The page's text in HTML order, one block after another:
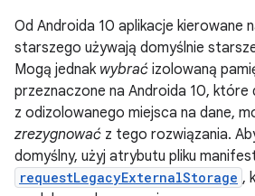
Od Androida 10 aplikacje kierowane
starszego używają domyślnie
Mogą jednak wybrać izolowaną
przeznaczone na Androida 10, które
z odizolowanego miejsca na dane,
zrezygnować z tego rozwiązania.
domyślny, użyj atrybutu pliku
requestLegacyExternalStorage ,